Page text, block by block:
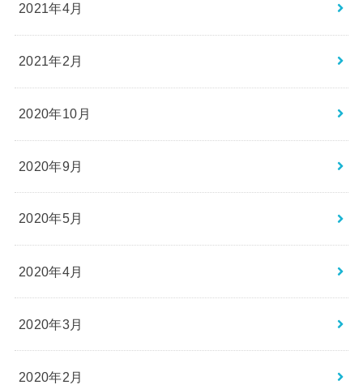
2021年4月
2021年2月
2020年10月
2020年9月
2020年5月
2020年4月
2020年3月
2020年2月